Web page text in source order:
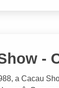
-
a Cacau